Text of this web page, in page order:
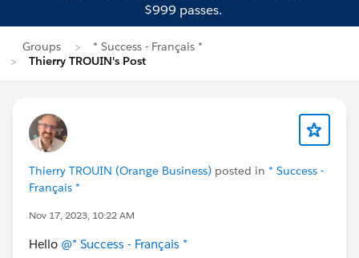
$999 passes.
Groups
* Success - Français *
Thierry TROUIN's Post
Thierry TROUIN (Orange Business) posted in * Success -
Français *
Nov 17, 2023, 10:22 AM
Hello @* Success - Français *